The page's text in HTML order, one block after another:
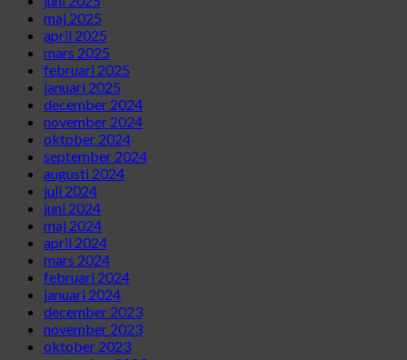
maj 2025
april 2025
mars 2025
februari 2025
januari 2025
december 2024
november 2024
oktober 2024
september 2024
augusti 2024
juli 2024
juni 2024
maj 2024
april 2024
mars 2024
februari 2024
januari 2024
december 2023
november 2023
oktober 2023